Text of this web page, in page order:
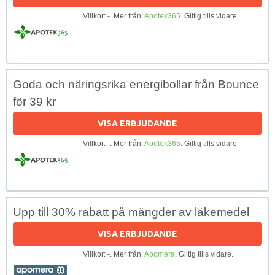
Villkor: -. Mer från:Apotek365. Giltig tills vidare.
Goda och näringsrika energibollar från Bounce
för 39 kr
VISA ERBJUDANDE
Villkor: -. Mer från:Apotek365. Giltig tills vidare.
Upp till 30% rabatt på mängder av läkemedel
VISA ERBJUDANDE
Villkor: -. Mer från:Apomera. Giltig tills vidare.